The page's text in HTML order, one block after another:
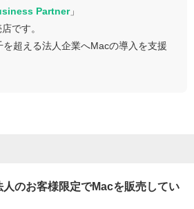
Partner」
です。
超える法人企業へMacの導入を支援
のお客様限定でMacを販売してい